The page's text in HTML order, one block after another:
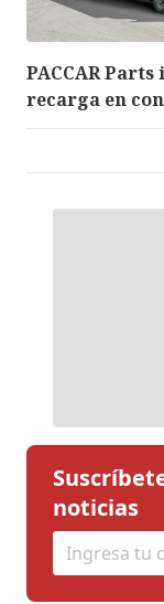
PACCAR
recarga en
noticias